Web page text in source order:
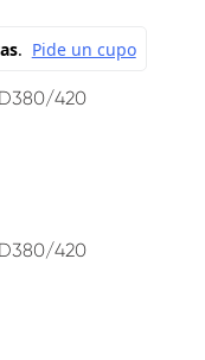
D380/420
D380/420